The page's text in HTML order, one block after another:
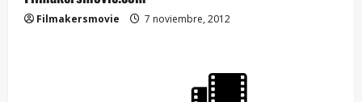
Filmakersmovie 7 noviembre, 2012